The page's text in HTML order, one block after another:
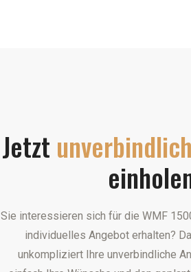
Jetzt
Sie interessieren sich für die WMF
individuelles Angebot erhalten?
unkompliziert Ihre unverbindliche